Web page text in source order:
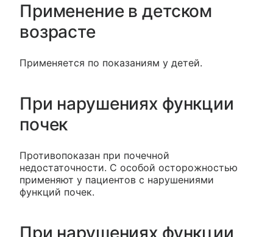
Применение в детском
возрасте
Применяется по показаниям у детей.
При нарушениях функции
почек
Противопоказан при почечной
недостаточности. С особой осторожностью
применяют у пациентов с нарушениями
функций почек.